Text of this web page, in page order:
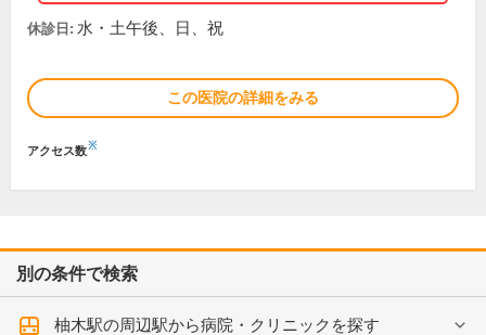
休診日: 水・土午後、日、祝
この医院の詳細をみる
アクセス数※
別の条件で検索
柚木駅の周辺駅から病院・クリニックを探す